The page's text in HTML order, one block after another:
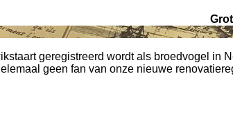
geregistreerd wordt als broedvogel
geen fan van onze nieuwe